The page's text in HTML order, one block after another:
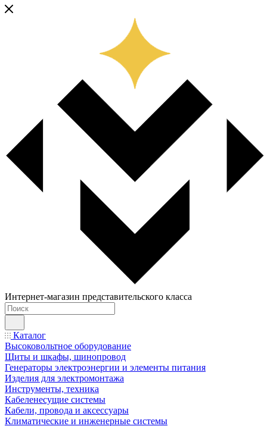
Интернет-магазин представительского класса
Каталог
Высоковольтное оборудование
Щиты и шкафы, шинопровод
Генераторы электроэнергии и элементы питания
Изделия для электромонтажа
Инструменты, техника
Кабеленесущие системы
Кабели, провода и аксессуары
Климатические и инженерные системы